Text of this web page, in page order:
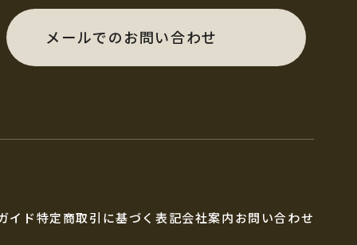
メールでのお問い合わせ
イド特定商取引に基づく表記会社案内お問い合わせ